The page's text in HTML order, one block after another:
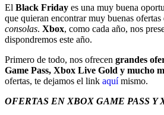
El Black Friday es una muy buena
que quieran encontrar muy buenas ofertas
consolas. Xbox, como cada año, nos
dispondremos este año.
Primero de todo, nos ofrecen grandes
Game Pass, Xbox Live Gold y mucho
ofertas, te dejamos el link aquímismo.
OFERTAS EN XBOX GAME PASS Y